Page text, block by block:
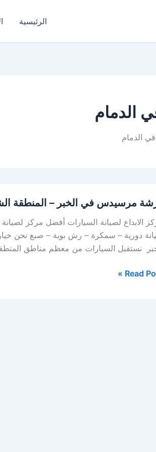
الرئيسية
الدمام
مرسيدس في الخبر – المنطقة
الابداع لصيانة السيارات أفضل مركز
نستقبل السيارات من معظم مناطق
Read